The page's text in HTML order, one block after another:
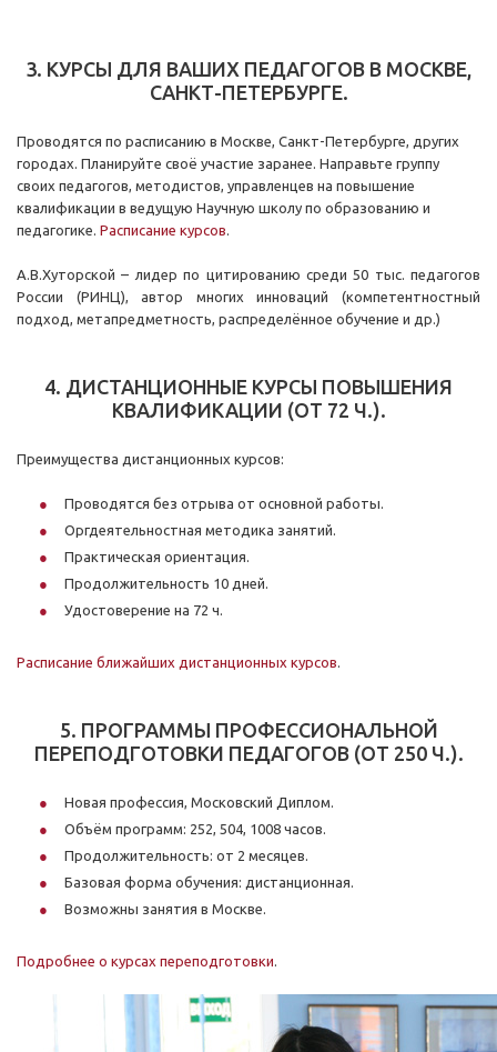
3. КУРСЫ ДЛЯ ВАШИХ ПЕДАГОГОВ В МОСКВЕ,
САНКТ-ПЕТЕРБУРГЕ.
Проводятся по расписанию в Москве, Санкт-Петербурге, других
городах. Планируйте своё участие заранее. Направьте группу
своих педагогов, методистов, управленцев на повышение
квалификации в ведущую Научную школу по образованию и
педагогике. Расписание курсов.
А.В.Хуторской – лидер по цитированию среди 50 тыс. педагогов
России (РИНЦ), автор многих инноваций (компетентностный
подход, метапредметность, распределённое обучение и др.)
4. ДИСТАНЦИОННЫЕ КУРСЫ ПОВЫШЕНИЯ
КВАЛИФИКАЦИИ (ОТ 72 Ч.).
Преимущества дистанционных курсов:
Проводятся без отрыва от основной работы.
Оргдеятельностная методика занятий.
Практическая ориентация.
Продолжительность 10 дней.
Удостоверение на 72 ч.
Расписание ближайших дистанционных курсов.
5. ПРОГРАММЫ ПРОФЕССИОНАЛЬНОЙ
ПЕРЕПОДГОТОВКИ ПЕДАГОГОВ (ОТ 250 Ч.).
Новая профессия, Московский Диплом.
Объём программ: 252, 504, 1008 часов.
Продолжительность: от 2 месяцев.
Базовая форма обучения: дистанционная.
Возможны занятия в Москве.
Подробнее о курсах переподготовки.